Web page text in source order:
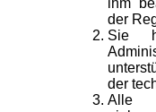
ihm
der
Sie
der
Alle